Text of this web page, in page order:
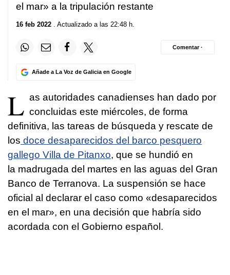
el mar» a la tripulación restante
16 feb 2022 . Actualizado a las 22:48 h.
Añade a La Voz de Galicia en Google
Comentar ·
L as autoridades canadienses han dado por
concluidas este miércoles, de forma
definitiva, las tareas de búsqueda y rescate de
los doce desaparecidos del barco pesquero
gallego Villa de Pitanxo, que se hundió en
la madrugada del martes en las aguas del Gran
Banco de Terranova. La suspensión se hace
oficial al declarar el caso como «desaparecidos
en el mar», en una decisión que habría sido
acordada con el Gobierno español.